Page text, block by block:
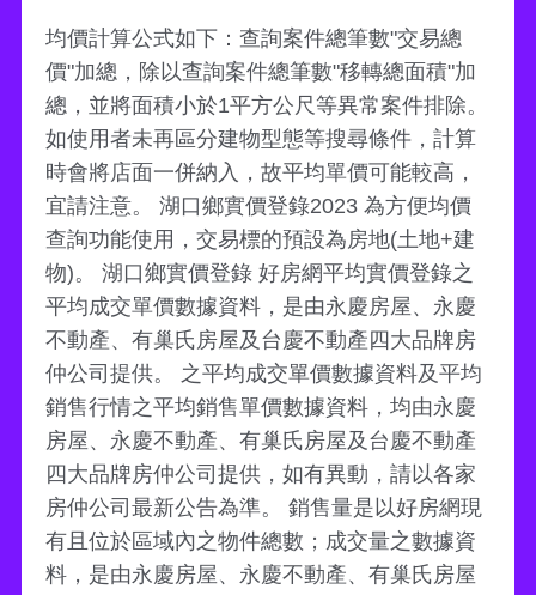
均價計算公式如下：查詢案件總筆數"交易總
價"加總，除以查詢案件總筆數"移轉總面積"加
總，並將面積小於1平方公尺等異常案件排除。
如使用者未再區分建物型態等搜尋條件，計算
時會將店面一併納入，故平均單價可能較高，
宜請注意。 湖口鄉實價登錄2023 為方便均價
查詢功能使用，交易標的預設為房地(土地+建
物)。 湖口鄉實價登錄 好房網平均實價登錄之
平均成交單價數據資料，是由永慶房屋、永慶
不動產、有巢氏房屋及台慶不動產四大品牌房
仲公司提供。 之平均成交單價數據資料及平均
銷售行情之平均銷售單價數據資料，均由永慶
房屋、永慶不動產、有巢氏房屋及台慶不動產
四大品牌房仲公司提供，如有異動，請以各家
房仲公司最新公告為準。 銷售量是以好房網現
有且位於區域內之物件總數；成交量之數據資
料，是由永慶房屋、永慶不動產、有巢氏房屋